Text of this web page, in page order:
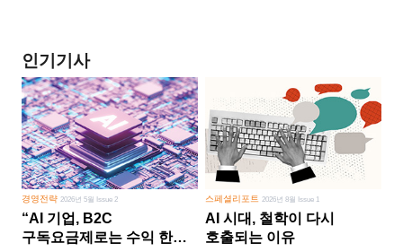
인기기사
경영전략 2026년 5월 Issue 2
“AI 기업, B2C
구독요금제로는 수익 한계
스페셜리포트 2026년 8월 Issue 1
AI 시대, 철학이 다시
호출되는 이유